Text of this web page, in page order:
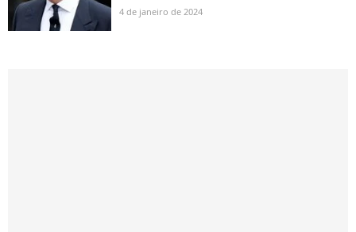
4 de janeiro de 2024